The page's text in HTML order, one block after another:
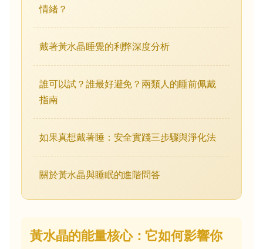
情緒？
戴著黃水晶睡覺的利弊深度分析
誰可以試？誰最好避免？兩類人的睡前佩戴
指南
如果真想戴著睡：安全實踐三步驟與淨化法
關於黃水晶與睡眠的進階問答
黃水晶的能量核心：它如何影響你